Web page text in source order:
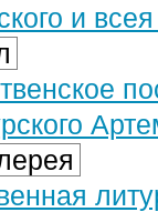
и